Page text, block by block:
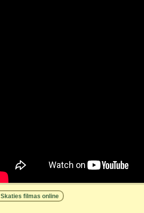
Skaties filmas online